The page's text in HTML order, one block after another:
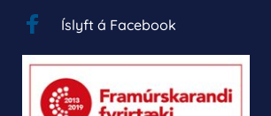
Íslyft á Facebook